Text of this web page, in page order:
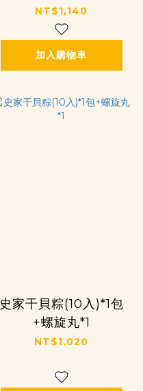
雙鮮組
NT$1,140
加入購物車
史家干貝粽(10入)*1包
+螺旋丸*1
NT$1,020